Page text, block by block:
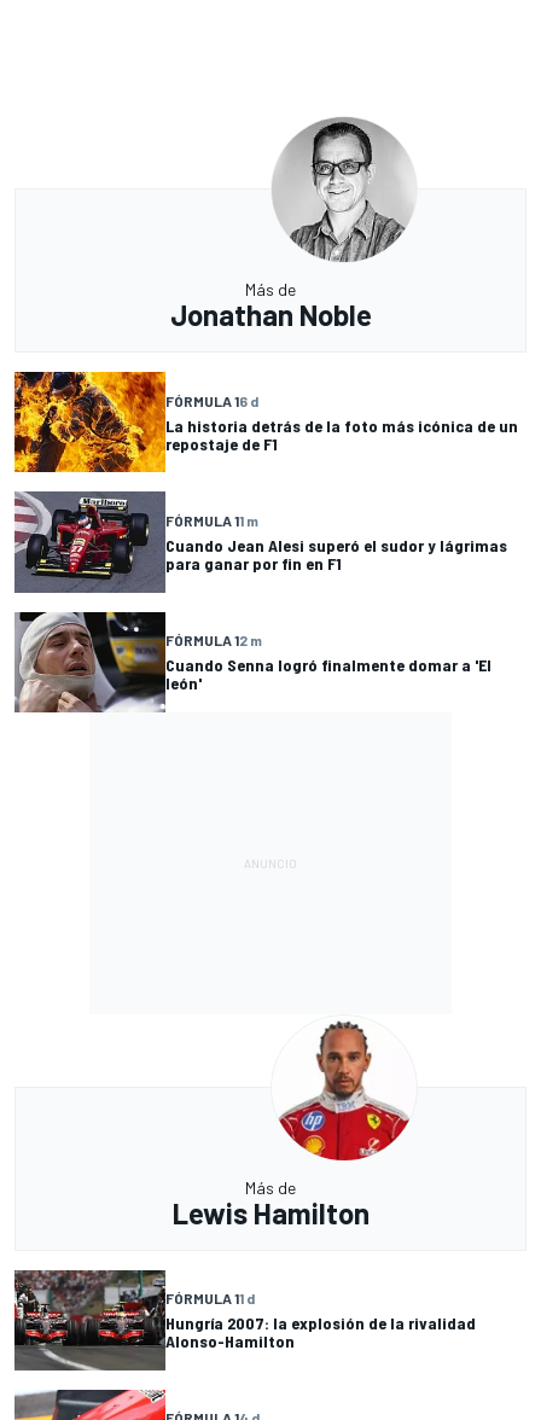
Más de
Jonathan Noble
FÓRMULA 16 d
La historia detrás de la foto más icónica de un
repostaje de F1
FÓRMULA 11 m
Cuando Jean Alesi superó el sudor y lágrimas
para ganar por fin en F1
FÓRMULA 12 m
Cuando Senna logró finalmente domar a 'El
león'
Más de
Lewis Hamilton
FÓRMULA 11 d
Hungría 2007: la explosión de la rivalidad
Alonso-Hamilton